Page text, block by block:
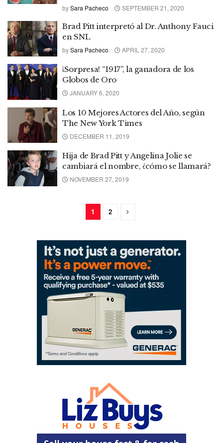
bySara Pacheco SEPTEMBER 21, 2020
Brad Pitt interpretó al Dr. Anthony Fauci
en SNL
bySara Pacheco APRIL 27, 2020
¡Sorpresa! “1917”, la ganadora de los
Globos de Oro
JANUARY 6, 2020
Los 10 Mejores Actores del Año, según
The New York Times
DECEMBER 11, 2019
Hija de Brad Pitt y Angelina Jolie se
cambiará el nombre, ¿cómo se llamará?
NOVEMBER 27, 2019
1 2